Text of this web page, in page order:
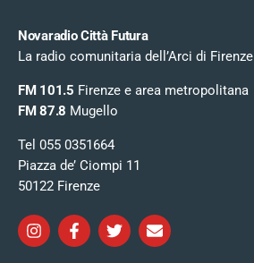
Novaradio Città Futura
La radio comunitaria dell’Arci di Firenze
FM 101.5 Firenze e area metropolitana
FM 87.8 Mugello
Tel 055 0351664
Piazza de’ Ciompi 11
50122 Firenze